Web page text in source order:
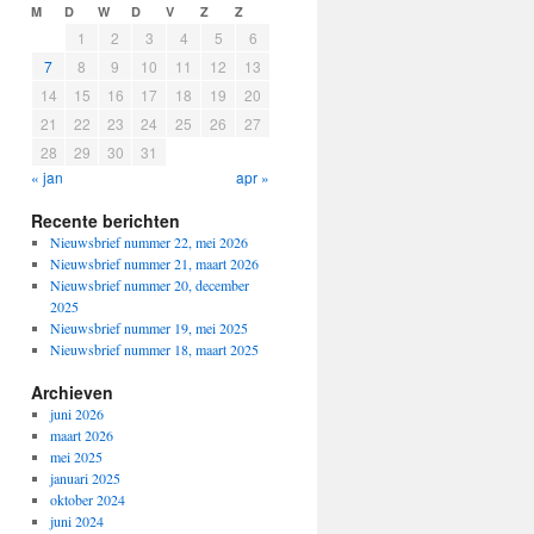
M D W D V Z Z
1 2 3 4 5
6
7
8 9 10 11 12
13
14
15 16 17 18 19
20
21
22 23 24 25 26
27
28
29 30
31
« jan
apr »
Recente berichten
Nieuwsbrief nummer 22, mei 2026
Nieuwsbrief nummer 21, maart 2026
Nieuwsbrief nummer 20, december
2025
Nieuwsbrief nummer 19, mei 2025
Nieuwsbrief nummer 18, maart 2025
Archieven
juni 2026
maart 2026
mei 2025
januari 2025
oktober 2024
juni 2024